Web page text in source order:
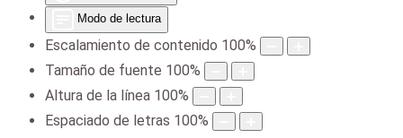
Modo de lectura
Escalamiento de contenido 100%
Tamaño de fuente 100%
Altura de la línea 100%
Espaciado de letras 100%